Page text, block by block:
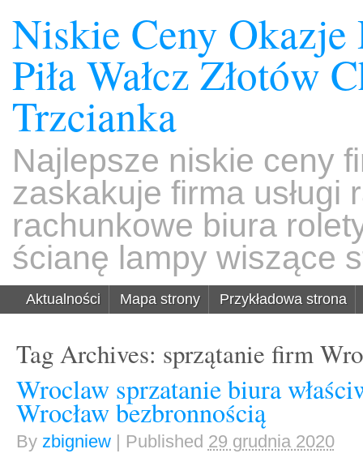
Niskie Ceny
Piła Wałcz Złotów
Trzcianka
Najlepsze niskie ceny
zaskakuje firma usługi
rachunkowe biura
ścianę lampy wiszące
Aktualności Mapa strony Przykładowa strona
Tag Archives: sprzątanie firm
Wroclaw sprzatanie biura
Wrocław bezbronnością
By zbigniew | Published 29 grudnia 2020